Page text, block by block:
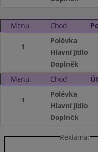
Menu Chod
1
Polévka
Hlavní jídlo
Doplněk
Menu
Chod
1
Polévka
Hlavní jídlo
Doplněk
Reklama: